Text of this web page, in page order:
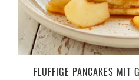
FLUFFIGE PANCAKES MIT